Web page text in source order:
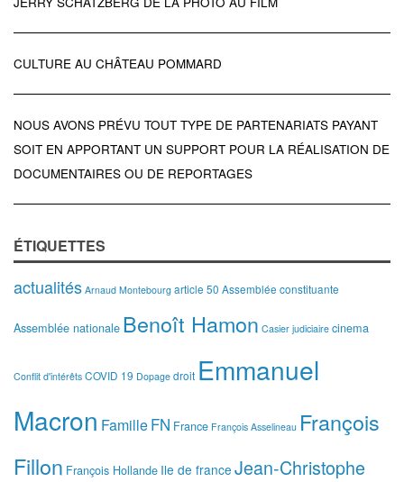
CULTURE AU CHÂTEAU POMMARD
NOUS AVONS PRÉVU TOUT TYPE DE PARTENARIATS PAYANT
SOIT EN APPORTANT UN SUPPORT POUR LA RÉALISATION DE
DOCUMENTAIRES OU DE REPORTAGES
ÉTIQUETTES
actualités Arnaud Montebourg article 50 Assemblée constituante
Assemblée nationale Benoît Hamon Casier judiciaire cinema
Conflit d'intérêts COVID 19 Dopage droit Emmanuel
Macron FamilleFN France François Asselineau François
Fillon François Hollande Ile de france Jean-Christophe